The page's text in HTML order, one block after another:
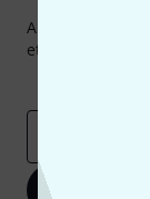
Abonniere den
etwas Glück